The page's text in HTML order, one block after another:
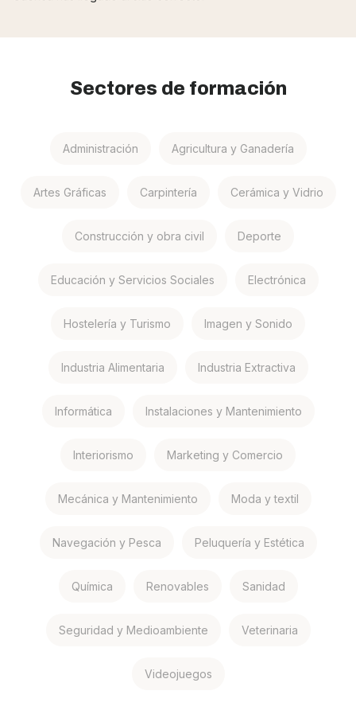
Sectores de formación
Administración Agricultura y Ganadería
Artes Gráficas Carpintería Cerámica y Vidrio
Construcción y obra civil Deporte
Educación y Servicios Sociales Electrónica
Hostelería y Turismo Imagen y Sonido
Industria Alimentaria Industria Extractiva
Informática Instalaciones y Mantenimiento
Interiorismo Marketing y Comercio
Mecánica y Mantenimiento Moda y textil
Navegación y Pesca Peluquería y Estética
Química Renovables Sanidad
Seguridad y Medioambiente Veterinaria
Videojuegos